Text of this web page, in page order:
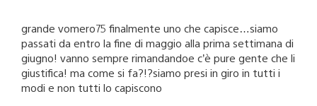
grande vomero75 finalmente uno che capisce…siamo
passati da entro la fine di maggio alla prima settimana di
giugno! vanno sempre rimandandoe c’è pure gente che li
giustifica! ma come si fa?!?siamo presi in giro in tutti i
modi e non tutti lo capiscono